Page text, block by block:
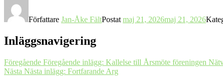
Författare Jan-Åke FältPostat maj 21, 2026maj 21, 2026
Inläggsnavigering
Föregående Föregående inlägg: Kallelse till Årsmöte föreningen
Nästa Nästa inlägg: Fortfarande Arg